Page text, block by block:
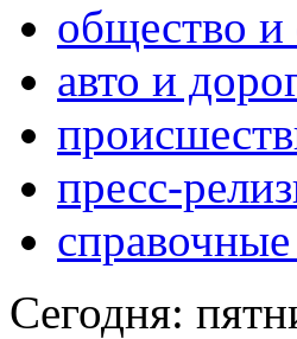
общество и
авто и
пресс-
Сегодня: